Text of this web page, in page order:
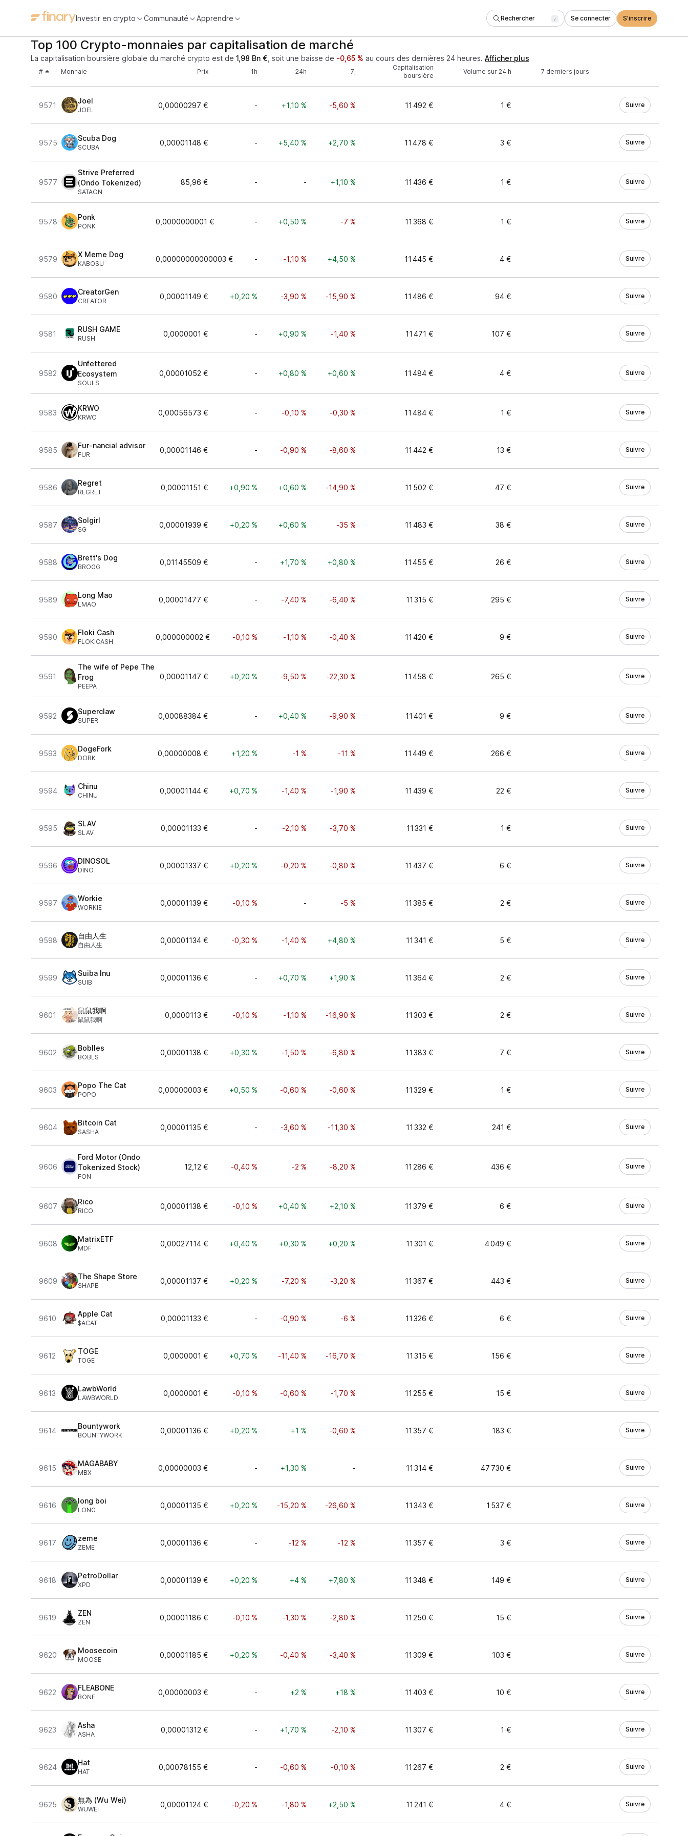
Investir en crypto Communauté Apprendre Rechercher / Se connecter S'inscrire
Top 100 Crypto-monnaies par capitalisation de marché
La capitalisation boursière globale du marché crypto est de 1,98 Bn € , soit une baisse de -0,65 % au cours des dernières 24 heures. Afficher plus
# Monnaie Prix 1h 24h 7j
Capitalisation
boursière
Volume sur 24 h 7 derniers jours
9571
Joel
JOEL
0,00000297 € - +1,10 % -5,60 % 11 492 € 1 € Suivre
9575
Scuba Dog
SCUBA
0,00001148 € - +5,40 % +2,70 % 11 478 € 3 € Suivre
9577
Strive Preferred
(Ondo Tokenized)
SATAON
85,96 € - - +1,10 % 11 436 € 1 € Suivre
9578
Ponk
PONK
0,0000000001 € - +0,50 % -7 % 11 368 € 1 € Suivre
9579
X Meme Dog
KABOSU
0,00000000000003 € - -1,10 % +4,50 % 11 445 € 4 € Suivre
9580
CreatorGen
CREATOR
0,00001149 € +0,20 % -3,90 % -15,90 % 11 486 € 94 € Suivre
9581
RUSH GAME
RUSH
0,0000001 € - +0,90 % -1,40 % 11 471 € 107 € Suivre
9582
Unfettered
Ecosystem
SOULS
0,00001052 € - +0,80 % +0,60 % 11 484 € 4 € Suivre
9583
KRWO
KRWO
0,00056573 € - -0,10 % -0,30 % 11 484 € 1 € Suivre
9585
Fur-nancial advisor
FUR
0,00001146 € - -0,90 % -8,60 % 11 442 € 13 € Suivre
9586
Regret
REGRET
0,00001151 € +0,90 % +0,60 % -14,90 % 11 502 € 47 € Suivre
9587
Solgirl
SG
0,00001939 € +0,20 % +0,60 % -35 % 11 483 € 38 € Suivre
9588
Brett's Dog
BROGG
0,01145509 € - +1,70 % +0,80 % 11 455 € 26 € Suivre
9589
Long Mao
LMAO
0,00001477 € - -7,40 % -6,40 % 11 315 € 295 € Suivre
9590
Floki Cash
FLOKICASH
0,000000002 € -0,10 % -1,10 % -0,40 % 11 420 € 9 € Suivre
9591
The wife of Pepe The
Frog
PEEPA
0,00001147 € +0,20 % -9,50 % -22,30 % 11 458 € 265 € Suivre
9592
Superclaw
SUPER
0,00088384 € - +0,40 % -9,90 % 11 401 € 9 € Suivre
9593
DogeFork
DORK
0,00000008 € +1,20 % -1 % -11 % 11 449 € 266 € Suivre
9594
Chinu
CHINU
0,00001144 € +0,70 % -1,40 % -1,90 % 11 439 € 22 € Suivre
9595
SLAV
SLAV
0,00001133 € - -2,10 % -3,70 % 11 331 € 1 € Suivre
9596
DINOSOL
DINO
0,00001337 € +0,20 % -0,20 % -0,80 % 11 437 € 6 € Suivre
9597
Workie
WORKIE
0,00001139 € -0,10 % - -5 % 11 385 € 2 € Suivre
9598
自由人生
自由人生
0,00001134 € -0,30 % -1,40 % +4,80 % 11 341 € 5 € Suivre
9599
Suiba Inu
SUIB
0,00001136 € - +0,70 % +1,90 % 11 364 € 2 € Suivre
9601
鼠鼠我啊
鼠鼠我啊
0,0000113 € -0,10 % -1,10 % -16,90 % 11 303 € 2 € Suivre
9602
Boblles
BOBLS
0,00001138 € +0,30 % -1,50 % -6,80 % 11 383 € 7 € Suivre
9603
Popo The Cat
POPO
0,00000003 € +0,50 % -0,60 % -0,60 % 11 329 € 1 € Suivre
9604
Bitcoin Cat
SASHA
0,00001135 € - -3,60 % -11,30 % 11 332 € 241 € Suivre
9606
Ford Motor (Ondo
Tokenized Stock)
FON
12,12 € -0,40 % -2 % -8,20 % 11 286 € 436 € Suivre
9607
Rico
RICO
0,00001138 € -0,10 % +0,40 % +2,10 % 11 379 € 6 € Suivre
9608
MatrixETF
MDF
0,00027114 € +0,40 % +0,30 % +0,20 % 11 301 € 4 049 € Suivre
9609
The Shape Store
SHAPE
0,00001137 € +0,20 % -7,20 % -3,20 % 11 367 € 443 € Suivre
9610
Apple Cat
$ACAT
0,00001133 € - -0,90 % -6 % 11 326 € 6 € Suivre
9612
TOGE
TOGE
0,0000001 € +0,70 % -11,40 % -16,70 % 11 315 € 156 € Suivre
9613
LawbWorld
LAWBWORLD
0,0000001 € -0,10 % -0,60 % -1,70 % 11 255 € 15 € Suivre
9614
Bountywork
BOUNTYWORK
0,00001136 € +0,20 % +1 % -0,60 % 11 357 € 183 € Suivre
9615
MAGABABY
MBX
0,00000003 € - +1,30 % - 11 314 € 47 730 € Suivre
9616
long boi
LONG
0,00001135 € +0,20 % -15,20 % -26,60 % 11 343 € 1 537 € Suivre
9617
zeme
ZEME
0,00001136 € - -12 % -12 % 11 357 € 3 € Suivre
9618
PetroDollar
XPD
0,00001139 € +0,20 % +4 % +7,80 % 11 348 € 149 € Suivre
9619
ZEN
ZEN
0,00001186 € -0,10 % -1,30 % -2,80 % 11 250 € 15 € Suivre
9620
Moosecoin
MOOSE
0,00001185 € +0,20 % -0,40 % -3,40 % 11 309 € 103 € Suivre
9622
FLEABONE
BONE
0,00000003 € - +2 % +18 % 11 403 € 10 € Suivre
9623
Asha
ASHA
0,00001312 € - +1,70 % -2,10 % 11 307 € 1 € Suivre
9624
Hat
HAT
0,00078155 € - -0,60 % -0,10 % 11 267 € 2 € Suivre
9625
無為 (Wu Wei)
WUWEI
0,00001124 € -0,20 % -1,80 % +2,50 % 11 241 € 4 € Suivre